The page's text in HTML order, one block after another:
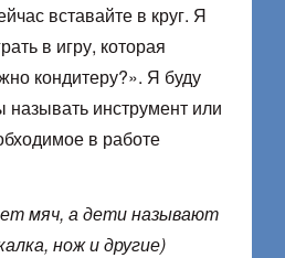
вставайте в круг. Я
в игру, которая
кондитеру?». Я буду
называть инструмент или
в работе
мяч, а дети называют
нож и другие)